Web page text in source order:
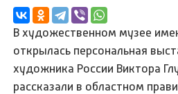
В художественном музее
открылась персональная
художника России Виктора
рассказали в областном